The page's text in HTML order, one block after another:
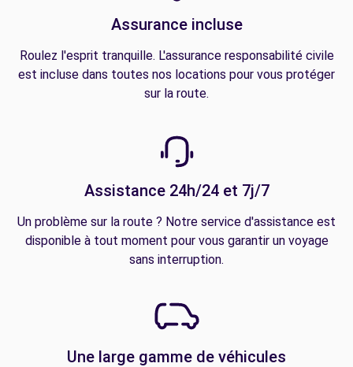
Assurance incluse
Roulez l'esprit tranquille. L'assurance responsabilité civile
est incluse dans toutes nos locations pour vous protéger
sur la route.
Assistance 24h/24 et 7j/7
Un problème sur la route ? Notre service d'assistance est
disponible à tout moment pour vous garantir un voyage
sans interruption.
Une large gamme de véhicules